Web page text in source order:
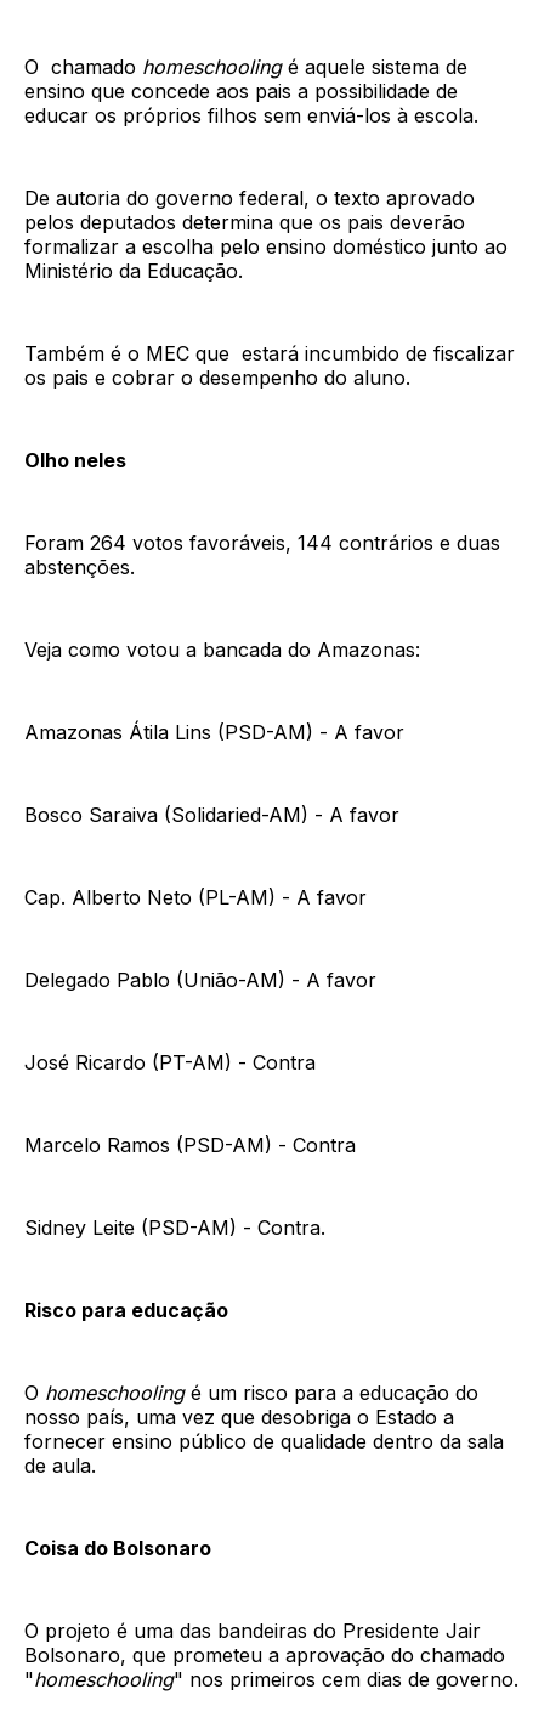
O chamado homeschoolingé aquele sistema de
ensino que concede aos pais a possibilidade de
educar os próprios filhos sem enviá-los à escola.
De autoria do governo federal, o texto aprovado
pelos deputados determina que os pais deverão
formalizar a escolha pelo ensino doméstico junto ao
Ministério da Educação.
Também é o MEC que estará incumbido de fiscalizar
os pais e cobrar o desempenho do aluno.
Olho neles
Foram 264 votos favoráveis, 144 contrários e duas
abstenções.
Veja como votou a bancada do Amazonas:
Amazonas Átila Lins (PSD-AM) - A favor
Bosco Saraiva (Solidaried-AM) - A favor
Cap. Alberto Neto (PL-AM) - A favor
Delegado Pablo (União-AM) - A favor
José Ricardo (PT-AM) - Contra
Marcelo Ramos (PSD-AM) - Contra
Sidney Leite (PSD-AM) - Contra.
Risco para educação
O homeschoolingé um risco para a educação do
nosso país, uma vez que desobriga o Estado a
fornecer ensino público de qualidade dentro da sala
de aula.
Coisa do Bolsonaro
O projeto é uma das bandeiras do Presidente Jair
Bolsonaro, que prometeu a aprovação do chamado
"homeschooling" nos primeiros cem dias de governo.